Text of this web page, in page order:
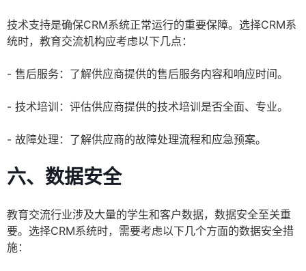
技术支持是确保CRM系统正常运行的重要保障。选择CRM系
统时，教育交流机构应考虑以下几点：
- 售后服务：了解供应商提供的售后服务内容和响应时间。
- 技术培训：评估供应商提供的技术培训是否全面、专业。
- 故障处理：了解供应商的故障处理流程和应急预案。
六、数据安全
教育交流行业涉及大量的学生和客户数据，数据安全至关重
要。选择CRM系统时，需要考虑以下几个方面的数据安全措
施：